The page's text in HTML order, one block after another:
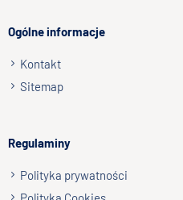
Wyślij opinię
Ogólne informacje
Kontakt
Sitemap
Regulaminy
Polityka prywatności